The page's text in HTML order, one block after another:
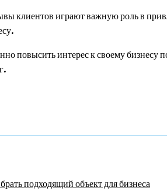
клиентов играют важную роль в
повысить интерес к своему
подходящий объект для бизнеса